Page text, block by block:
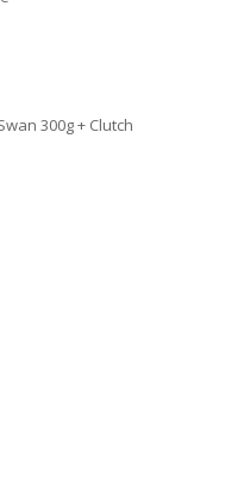
300g + Clutch